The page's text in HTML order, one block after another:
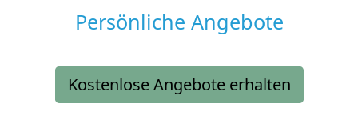
Persönliche Angebote
Kostenlose Angebote erhalten